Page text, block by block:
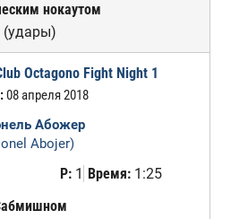
нокаутом
(удары)
Octagono Fight Night 1
08 апреля 2018
Абожер
Abojer)
Р:1 Время:1:25